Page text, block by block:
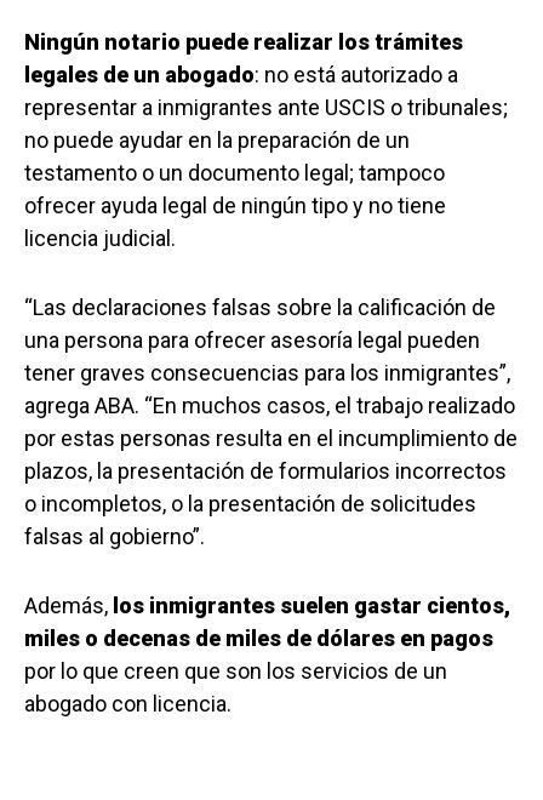
Ningún notario puede realizar los trámites
legales de un abogado: no está autorizado a
representar a inmigrantes ante USCIS o tribunales;
no puede ayudar en la preparación de un
testamento o un documento legal; tampoco
ofrecer ayuda legal de ningún tipo y no tiene
licencia judicial.
“Las declaraciones falsas sobre la calificación de
una persona para ofrecer asesoría legal pueden
tener graves consecuencias para los inmigrantes”,
agrega ABA. “En muchos casos, el trabajo realizado
por estas personas resulta en el incumplimiento de
plazos, la presentación de formularios incorrectos
o incompletos, o la presentación de solicitudes
falsas al gobierno”.
Además, los inmigrantes suelen gastar cientos,
miles o decenas de miles de dólares en pagos
por lo que creen que son los servicios de un
abogado con licencia.